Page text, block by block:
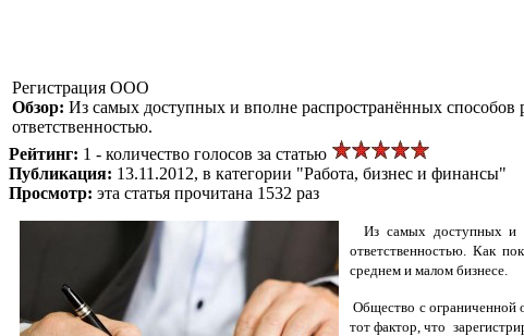
Регистрация ООО
Обзор: Из самых доступных и вполне распространённых способов
ответственностью.
Рейтинг: 1 - количество голосов за статью
Публикация: 13.11.2012, в категории "Работа, бизнес и финансы"
Просмотр: эта статья прочитана 1532 раз
Из самых доступных и
ответственностью. Как
среднем и малом бизнесе.
Общество с ограниченной
тот фактор, что